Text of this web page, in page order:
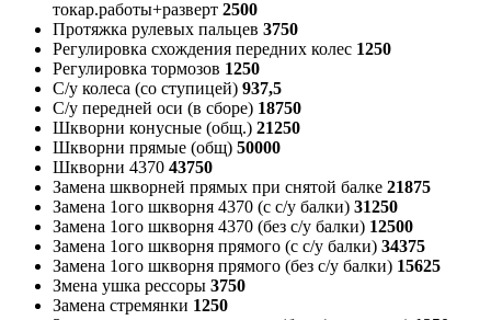
токар.работы+разверт 2500
Протяжка рулевых пальцев 3750
Регулировка схождения передних колес 1250
Регулировка тормозов 1250
С/у колеса (со ступицей) 937,5
С/у передней оси (в сборе) 18750
Шкворни конусные (общ.) 21250
Шкворни прямые (общ) 50000
Шкворни 4370 43750
Замена шкворней прямых при снятой балке 21875
Замена 1ого шкворня 4370 (с с/у балки) 31250
Замена 1ого шкворня 4370 (без с/у балки) 12500
Замена 1ого шкворня прямого (с с/у балки) 34375
Замена 1ого шкворня прямого (без с/у балки) 15625
Змена ушка рессоры 3750
Замена стремянки 1250